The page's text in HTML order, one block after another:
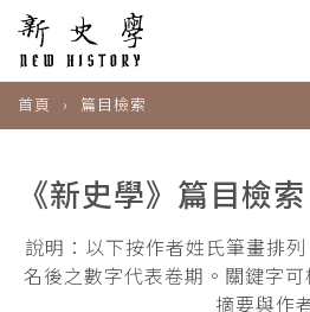
首頁 篇目檢索
《新史學》篇目檢索
說明：以下按作者姓氏筆畫排
名後之數字代表卷期。關鍵字
摘要與作